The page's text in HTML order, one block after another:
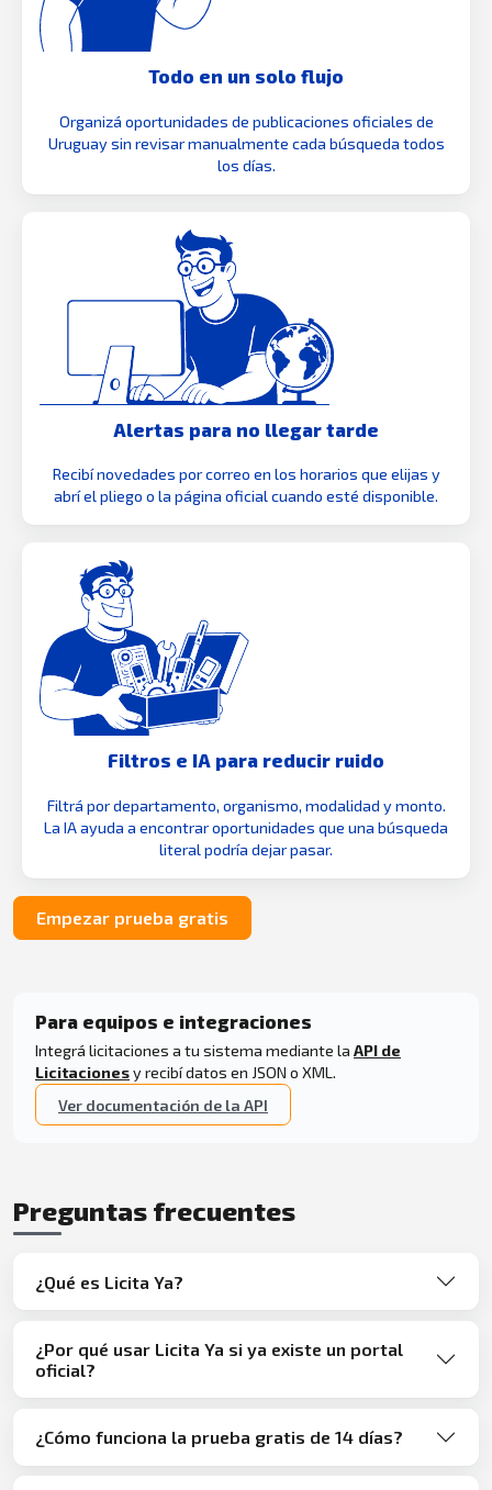
Todo en un solo flujo
Organizá oportunidades de publicaciones oficiales de
Uruguay sin revisar manualmente cada búsqueda todos
los días.
Alertas para no llegar tarde
Recibí novedades por correo en los horarios que elijas y
abrí el pliego o la página oficial cuando esté disponible.
Filtros e IA para reducir ruido
Filtrá por departamento, organismo, modalidad y monto.
La IA ayuda a encontrar oportunidades que una búsqueda
literal podría dejar pasar.
Empezar prueba gratis
Para equipos e integraciones
Integrá licitaciones a tu sistema mediante la API de
Licitacionesy recibí datos en JSON o XML.
Ver documentación de la API
Preguntas frecuentes
¿Qué es Licita Ya?
¿Por qué usar Licita Ya si ya existe un portal
oficial?
¿Cómo funciona la prueba gratis de 14 días?